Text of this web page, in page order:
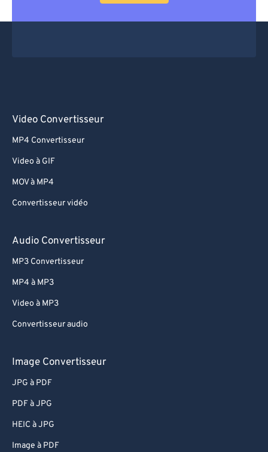
Video Convertisseur
MP4 Convertisseur
Video à GIF
MOV à MP4
Convertisseur vidéo
Audio Convertisseur
MP3 Convertisseur
MP4 à MP3
Video à MP3
Convertisseur audio
Image Convertisseur
JPG à PDF
PDF à JPG
HEIC à JPG
Image à PDF